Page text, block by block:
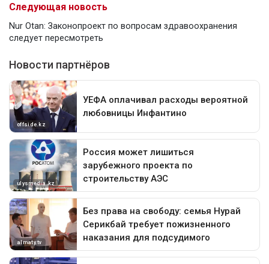
Следующая новость
Nur Otan: Законопроект по вопросам здравоохранения
следует пересмотреть